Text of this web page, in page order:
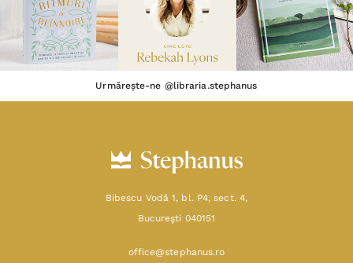
Urmărește-ne @libraria.stephanus
Bibescu Vodă 1, bl. P4, sect. 4,
Bucureşti 040151
office@stephanus.ro